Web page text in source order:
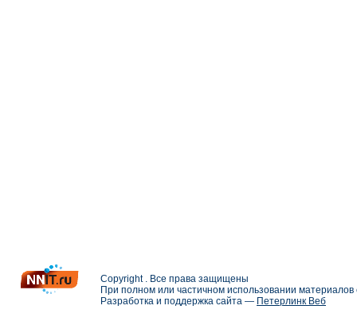
Copyright . Все права защищены
При полном или частичном использовании
Разработка и поддержка сайта — Петерлинк Веб